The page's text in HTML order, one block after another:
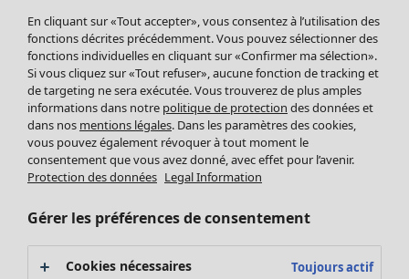
Leggings et collants
Accessoires
Chaussures
Vêtements de bain
Basics
Soldes Mobilier
Bonnes affaires déco
Décoration
Textiles
Tapis
Éponge
En cliquant sur «Tout accepter», vous consentez à l’utilisation des
fonctions décrites précédemment. Vous pouvez sélectionner des
fonctions individuelles en cliquant sur «Confirmer ma sélection».
Si vous cliquez sur «Tout refuser», aucune fonction de tracking et
de targeting ne sera exécutée. Vous trouverez de plus amples
informations dans notre politique de protection des données et
dans nos mentions légales. Dans les paramètres des cookies,
vous pouvez également révoquer à tout moment le
consentement que vous avez donné, avec effet pour l’avenir.
Protection des données Legal Information
Gérer les préférences de consentement
Cookies nécessaires Toujours actif